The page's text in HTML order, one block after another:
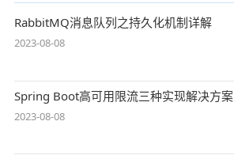
RabbitMQ消息队列之持久化机制详解
2023-08-08
Spring Boot高可用限流三种实现解决方案
2023-08-08